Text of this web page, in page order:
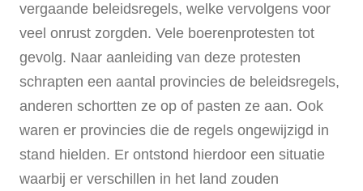
vergaande beleidsregels, welke vervolgens voor
veel onrust zorgden. Vele boerenprotesten tot
gevolg. Naar aanleiding van deze protesten
schrapten een aantal provincies de beleidsregels,
anderen schortten ze op of pasten ze aan. Ook
waren er provincies die de regels ongewijzigd in
stand hielden. Er ontstond hierdoor een situatie
waarbij er verschillen in het land zouden